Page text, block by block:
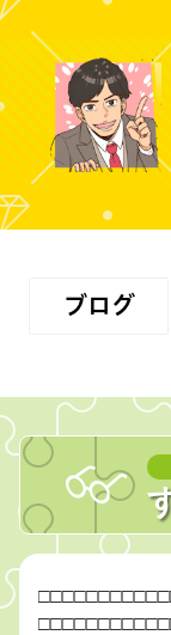
ブログ
□□□□□□□□□□□
□□□□□□□□□□□